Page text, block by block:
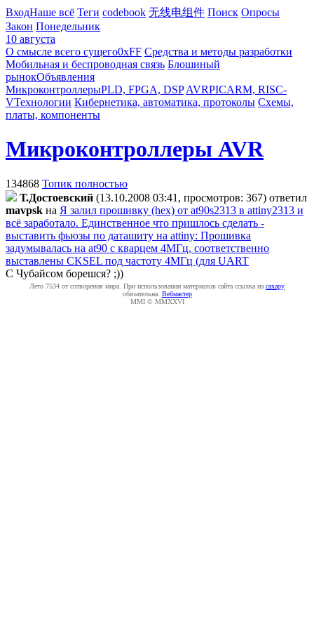
ВходНаше всё Теги codebook 无线电组件 Поиск Опросы
Закон Понедельник
10 августа
О смысле всего сущего0xFF Средства и методы разработки
Мобильная и беспроводная связь Блошиный
рынокОбъявления
МикроконтроллерыPLD, FPGA, DSP AVRPICARM, RISC-
VТехнологии Кибернетика, автоматика, протоколы Схемы,
платы, компоненты
Микроконтроллеры AVR
134868 Топик полностью
Т.Достоевский (13.10.2008 03:41, просмотров: 367) ответил
mavpsk на Я залил прошивку (hex) от at90s2313 в attiny2313 и
всё заработало. Единственное что пришлось сделать -
выставить фьюзы по даташиту на attiny: Прошивка
задумывалась на at90 с кварцем 4МГц, соответственно
выставлены CKSEL под частоту 4МГц (для UART
С Чубайсом борешся? ;))
Лето 7534 от сотворения мира. При использовании материалов сайта ссылка на caxapу
обязательна. Вебмастер
MMI © MMXXVI